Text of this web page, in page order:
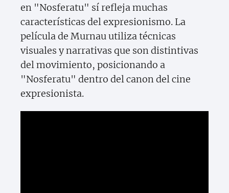
en "Nosferatu" sí refleja muchas
características del expresionismo. La
película de Murnau utiliza técnicas
visuales y narrativas que son distintivas
del movimiento, posicionando a
"Nosferatu" dentro del canon del cine
expresionista.